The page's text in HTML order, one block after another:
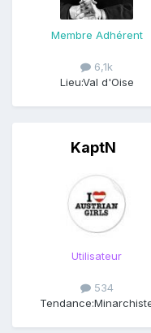
Membre Adhérent
6,1k
Lieu:Val d'Oise
KaptN
Utilisateur
534
Tendance: